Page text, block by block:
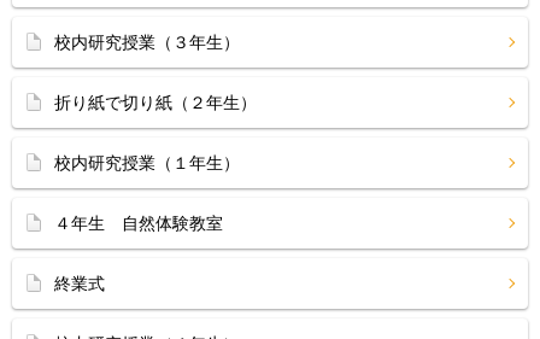
校内研究授業（３年生）
折り紙で切り紙（２年生）
校内研究授業（１年生）
４年生 自然体験教室
終業式